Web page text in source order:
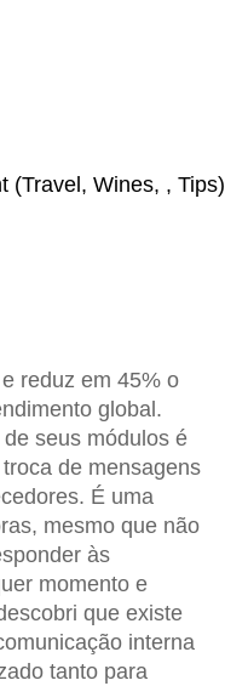
(Travel, Wines, , Tips)
reduz em 45% o
global.
seus módulos é
de mensagens
É uma
mesmo que não
às
momento e
que existe
interna
tanto para